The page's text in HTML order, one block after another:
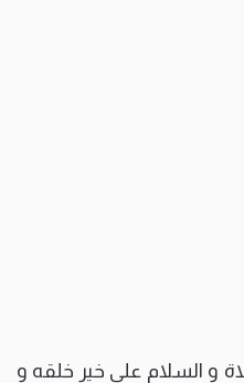
و السلام على خير خلقه و